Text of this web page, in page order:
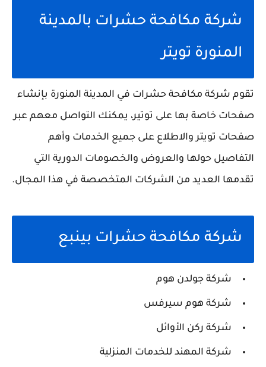
شركة مكافحة حشرات بالمدينة
المنورة تويتر
تقوم شركة مكافحة حشرات في المدينة المنورة بإنشاء
صفحات خاصة بها على توتير، يمكنك التواصل معهم عبر
صفحات تويتر والاطلاع على جميع الخدمات وأهم
التفاصيل حولها والعروض والخصومات الدورية التي
تقدمها العديد من الشركات المتخصصة في هذا المجال.
شركة مكافحة حشرات بينبع
شركة جولدن هوم
شركة هوم سيرفس
شركة ركن الأوائل
شركة المهند للخدمات المنزلية